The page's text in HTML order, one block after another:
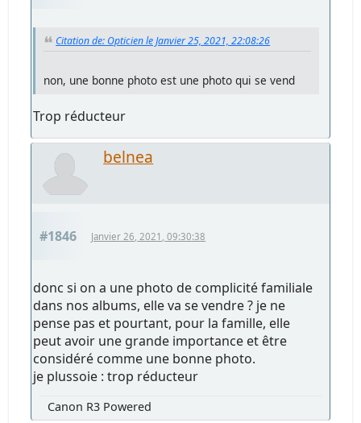
Citation de: Opticien le Janvier 25, 2021, 22:08:26
non, une bonne photo est une photo qui se vend
Trop réducteur
belnea
#1846 Janvier 26, 2021, 09:30:38
donc si on a une photo de complicité familiale
dans nos albums, elle va se vendre ? je ne
pense pas et pourtant, pour la famille, elle
peut avoir une grande importance et être
considéré comme une bonne photo.
je plussoie : trop réducteur
Canon R3 Powered